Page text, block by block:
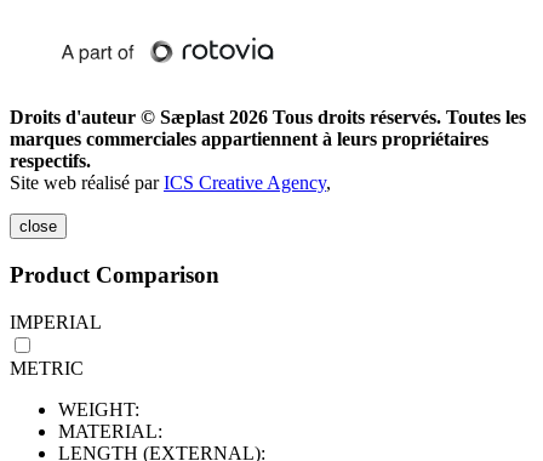
Droits d'auteur © Sæplast 2026 Tous droits réservés. Toutes les
marques commerciales appartiennent à leurs propriétaires
respectifs.
Site web réalisé parICS Creative Agency,
close
Product Comparison
IMPERIAL
METRIC
WEIGHT:
MATERIAL:
LENGTH (EXTERNAL):